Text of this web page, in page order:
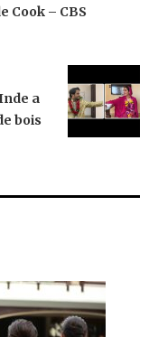
Cook – CBS
a
bois